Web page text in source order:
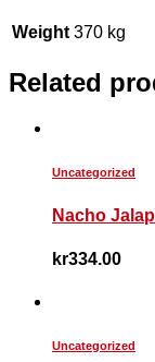
Weight 370 kg
Related
Uncategorized
Nacho
kr334.00
Uncategorized